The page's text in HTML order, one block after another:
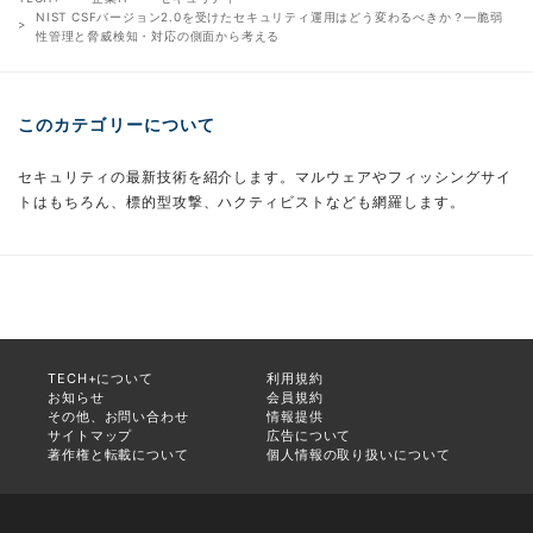
NIST CSFバージョン2.0を受けたセキュリティ運用はどう変わるべきか？―脆弱
性管理と脅威検知・対応の側面から考える
このカテゴリーについて
セキュリティの最新技術を紹介します。マルウェアやフィッシングサイ
トはもちろん、標的型攻撃、ハクティビストなども網羅します。
TECH+について
利用規約
お知らせ
会員規約
その他、お問い合わせ
情報提供
サイトマップ
広告について
著作権と転載について
個人情報の取り扱いについて